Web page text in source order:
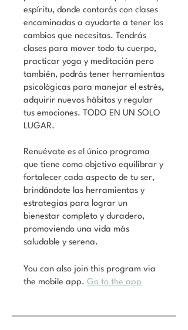
espíritu, donde contarás con clases
encaminadas a ayudarte a tener los
cambios que necesitas. Tendrás
clases para mover todo tu cuerpo,
practicar yoga y meditación pero
también, podrás tener herramientas
psicológicas para manejar el estrés,
adquirir nuevos hábitos y regular
tus emociones. TODO EN UN SOLO
LUGAR.
Renuévate es el único programa
que tiene como objetivo equilibrar y
fortalecer cada aspecto de tu ser,
brindándote las herramientas y
estrategias para lograr un
bienestar completo y duradero,
promoviendo una vida más
saludable y serena.
You can also join this program via
the mobile app. Go to the app